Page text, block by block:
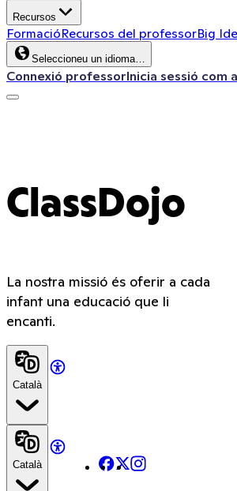
Recursos
FormacióRecursos del professorBig
Seleccioneu un idioma…
Connexió professorInicia sessió com
ClassDojo
La nostra missió és oferir a cada
infant una educació que li
encanti.
Català
Català Facebook
X Instagram